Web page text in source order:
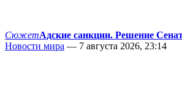
СюжетАдские санкции. Решение
Новости мира — 7 августа 2026, 23:14